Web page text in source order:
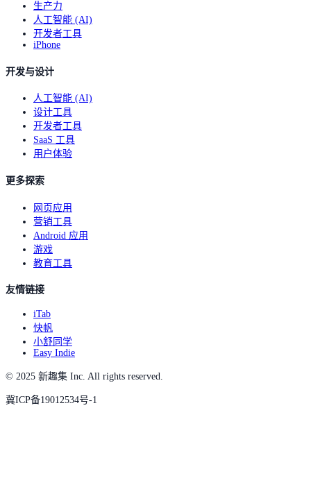
生产力
人工智能 (AI)
开发者工具
iPhone
开发与设计
人工智能 (AI)
设计工具
开发者工具
SaaS 工具
用户体验
更多探索
网页应用
营销工具
Android 应用
游戏
教育工具
友情链接
iTab
快帆
小舒同学
Easy Indie
© 2025 新趣集 Inc. All rights reserved.
冀ICP备19012534号-1